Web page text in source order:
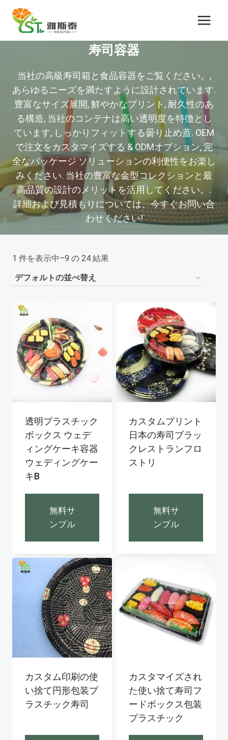
寿司容器
当社の高級寿司箱と食品容器をご覧ください。,
あらゆるニーズを満たすように設計されています.
豊富なサイズ展開, 鮮やかなプリント, 耐久性のあ
る構造, 当社のコンテナは高い透明度を特徴とし
ています, しっかりフィットする曇り止め蓋. OEM
で注文をカスタマイズする & ODMオプション, 完
全なパッケージ ソリューションの利便性をお楽し
みください. 当社の豊富な金型コレクションと最
高品質の設計のメリットを活用してください。.
詳細および見積もりについては、今すぐお問い合
わせください!
1 件を表示中–9 の 24 結果
透明プラスチック
ボックス ウェデ
ィングケーキ容器
ウェディングケー
キB
無料サ
ンプル
カスタムプリント
日本の寿司ブラッ
クレストランフロ
ストリ
無料サ
ンプル
カスタム印刷の使
い捨て円形包装プ
ラスチック寿司
カスタマイズされ
た使い捨て寿司フ
ードボックス包装
プラスチック